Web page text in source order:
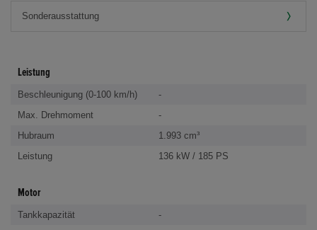
Leistung
Beschleunigung (0-100 km/h)
-
Max. Drehmoment
-
Hubraum
1.993 cm³
Leistung
136 kW / 185 PS
Motor
Tankkapazität
-